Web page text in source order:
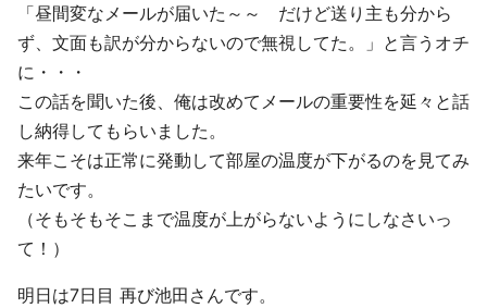
「昼間変なメールが届いた～～ だけど送り主も分から
ず、文面も訳が分からないので無視してた。」と言うオチ
に・・・
この話を聞いた後、俺は改めてメールの重要性を延々と話
し納得してもらいました。
来年こそは正常に発動して部屋の温度が下がるのを見てみ
たいです。
（そもそもそこまで温度が上がらないようにしなさいっ
て！）
明日は7日目 再び池田さんです。